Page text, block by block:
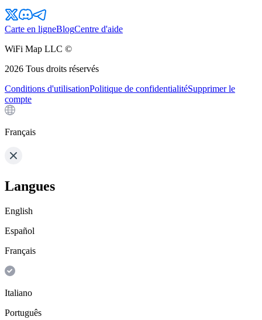
Carte en ligneBlogCentre d'aide
WiFi Map LLC ©
2026 Tous droits réservés
Conditions d'utilisationPolitique de confidentialitéSupprimer le
compte
Français
Langues
English
Español
Français
Italiano
Português